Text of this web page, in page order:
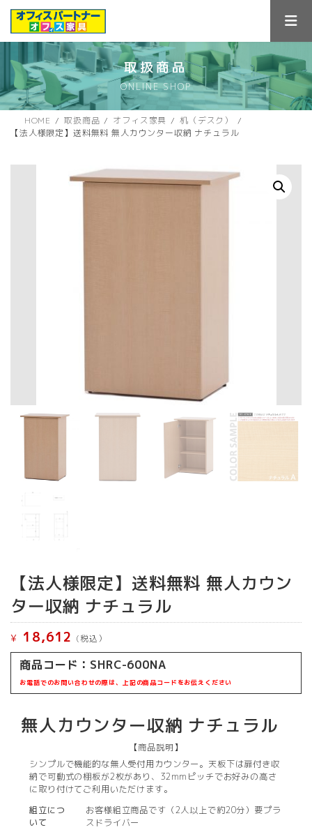
ス
キ
ン
に
取扱商品
ONLINE SHOP
HOME 取扱商品 オフィス家具
机（デスク）
【法人様限定】送料無料 無人カウンター収納 ナチュラル
【法人様限定】送料無料 無人カウン
ター収納 ナチュラル
¥ 18,612 (税込）
商品コード： SHRC-600NA
お電話でのお問い合わせの際は、上記の商品コードをお伝えください
無人カウンター収納 ナチュラル
【商品説明】
シンプルで機能的な無人受付用カウンター。天板下は扉付き収
納で可動式の棚板が2枚があり、32mmピッチでお好みの高さ
に取り付けてご利用いただけます。
組立につ
いて
お客様組立商品です（2人以上で約20分）要プラ
スドライバー